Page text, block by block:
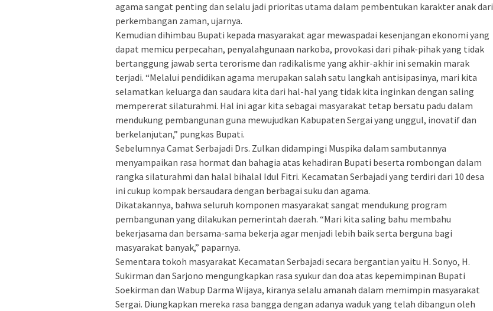
agama sangat penting dan selalu jadi prioritas utama dalam pembentukan karakter anak dari
perkembangan zaman, ujarnya.
Kemudian dihimbau Bupati kepada masyarakat agar mewaspadai kesenjangan ekonomi yang
dapat memicu perpecahan, penyalahgunaan narkoba, provokasi dari pihak-pihak yang tidak
bertanggung jawab serta terorisme dan radikalisme yang akhir-akhir ini semakin marak
terjadi. “Melalui pendidikan agama merupakan salah satu langkah antisipasinya, mari kita
selamatkan keluarga dan saudara kita dari hal-hal yang tidak kita inginkan dengan saling
mempererat silaturahmi. Hal ini agar kita sebagai masyarakat tetap bersatu padu dalam
mendukung pembangunan guna mewujudkan Kabupaten Sergai yang unggul, inovatif dan
berkelanjutan,” pungkas Bupati.
Sebelumnya Camat Serbajadi Drs. Zulkan didampingi Muspika dalam sambutannya
menyampaikan rasa hormat dan bahagia atas kehadiran Bupati beserta rombongan dalam
rangka silaturahmi dan halal bihalal Idul Fitri. Kecamatan Serbajadi yang terdiri dari 10 desa
ini cukup kompak bersaudara dengan berbagai suku dan agama.
Dikatakannya, bahwa seluruh komponen masyarakat sangat mendukung program
pembangunan yang dilakukan pemerintah daerah. “Mari kita saling bahu membahu
bekerjasama dan bersama-sama bekerja agar menjadi lebih baik serta berguna bagi
masyarakat banyak,” paparnya.
Sementara tokoh masyarakat Kecamatan Serbajadi secara bergantian yaitu H. Sonyo, H.
Sukirman dan Sarjono mengungkapkan rasa syukur dan doa atas kepemimpinan Bupati
Soekirman dan Wabup Darma Wijaya, kiranya selalu amanah dalam memimpin masyarakat
Sergai. Diungkapkan mereka rasa bangga dengan adanya waduk yang telah dibangun oleh